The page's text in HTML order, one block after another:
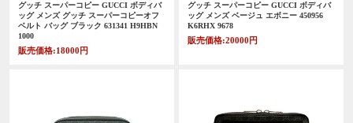
グッチ スーパーコピー GUCCI ボディバ
ッグ メンズ グッチ スーパーコピーオフ
ベルト バッグ ブラック 631341 H9HBN
1000
販売価格:18000円
グッチ スーパーコピー GUCCI ボディバ
ッグ メンズ ベージュ エボニー 450956
K6RHX 9678
販売価格:20000円